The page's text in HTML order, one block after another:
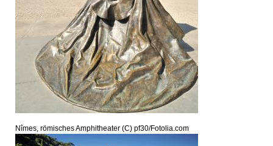
Nîmes, römisches Amphitheater (C) pf30/Fotolia.com